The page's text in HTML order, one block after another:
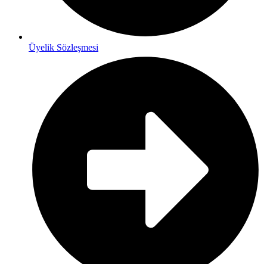
Üyelik Sözleşmesi